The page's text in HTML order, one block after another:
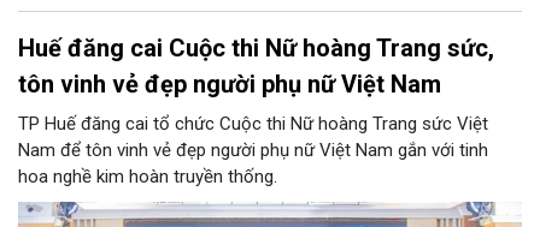
Huế đăng cai Cuộc thi Nữ hoàng Trang sức,
tôn vinh vẻ đẹp người phụ nữ Việt Nam
TP Huế đăng cai tổ chức Cuộc thi Nữ hoàng Trang sức Việt
Nam để tôn vinh vẻ đẹp người phụ nữ Việt Nam gắn với tinh
hoa nghề kim hoàn truyền thống.